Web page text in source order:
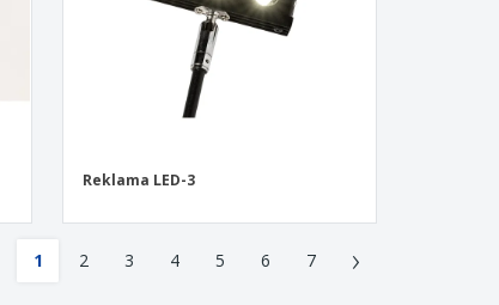
Reklama LED-3
1 2 3 4 5 6 7 ›